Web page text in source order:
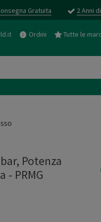
Gratuita 2 Anni
Ordini Tutte le
Potenza
- PRMG